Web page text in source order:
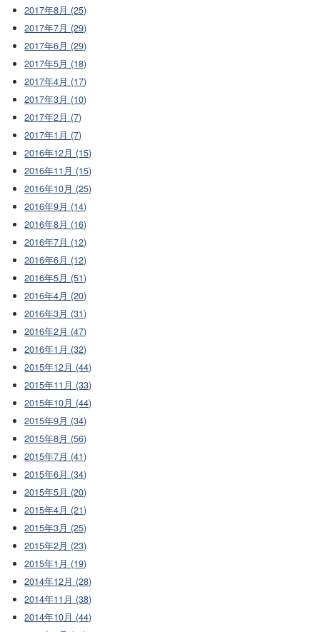
2017年8月 (25)
2017年7月 (29)
2017年6月 (29)
2017年5月 (18)
2017年4月 (17)
2017年3月 (10)
2017年2月 (7)
2017年1月 (7)
2016年12月 (15)
2016年11月 (15)
2016年10月 (25)
2016年9月 (14)
2016年8月 (16)
2016年7月 (12)
2016年6月 (12)
2016年5月 (51)
2016年4月 (20)
2016年3月 (31)
2016年2月 (47)
2016年1月 (32)
2015年12月 (44)
2015年11月 (33)
2015年10月 (44)
2015年9月 (34)
2015年8月 (56)
2015年7月 (41)
2015年6月 (34)
2015年5月 (20)
2015年4月 (21)
2015年3月 (25)
2015年2月 (23)
2015年1月 (19)
2014年12月 (28)
2014年11月 (38)
2014年10月 (44)